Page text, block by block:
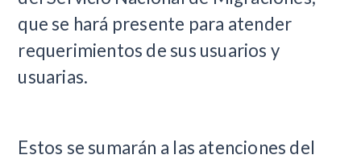
que se hará presente para atender
requerimientos de sus usuarios y
usuarias.
Estos se sumarán a las atenciones del